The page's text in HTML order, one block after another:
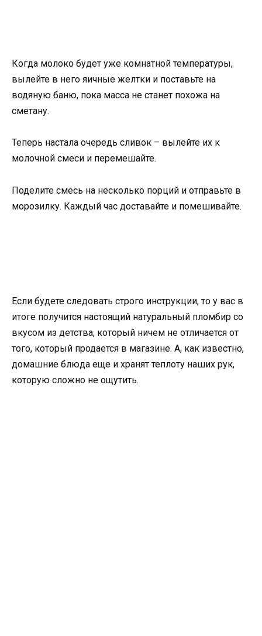
Когда молоко будет уже комнатной температуры,
вылейте в него яичные желтки и поставьте на
водяную баню, пока масса не станет похожа на
сметану.
Теперь настала очередь сливок – вылейте их к
молочной смеси и перемешайте.
Поделите смесь на несколько порций и отправьте в
морозилку. Каждый час доставайте и помешивайте.
Если будете следовать строго инструкции, то у вас в
итоге получится настоящий натуральный пломбир со
вкусом из детства, который ничем не отличается от
того, который продается в магазине. А, как известно,
домашние блюда еще и хранят теплоту наших рук,
которую сложно не ощутить.